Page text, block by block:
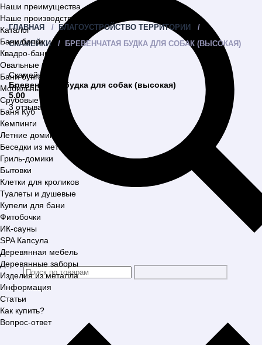
Наши преимущества
Наше производство
Каталог
Бани бочки
Квадро-бани
Овальные бани
Бани бунгало
Мобильные бани
Срубовые бани
Баня Куб
Кемпинги
Летние домики
Беседки из металла
Гриль-домики
Бытовки
Клетки для кроликов
Туалеты и душевые
Купели для бани
Фитобочки
ИК-сауны
SPA Капсула
Деревянная мебель
Деревянные заборы
Изделия из металла
Информация
Статьи
Как купить?
Вопрос-ответ
ГЛАВНАЯ
БЛАГОУСТРОЙСТВО ТЕРРИТОРИИ
СКАМЕЙКИ
БРЕВЕНЧАТАЯ БУДКА ДЛЯ СОБАК (ВЫСОКАЯ)
Скамейки
Бревенчатая будка для собак (высокая)
5.00
3 отзыва